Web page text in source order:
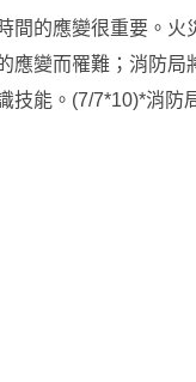
間的應變很重要。火
應變而罹難；消防局
技能。(7/7*10)*消防